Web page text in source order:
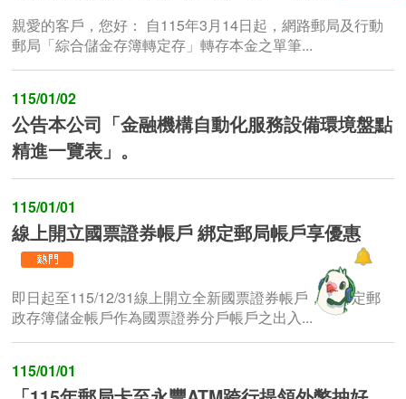
親愛的客戶，您好： 自115年3月14日起，網路郵局及行動
郵局「綜合儲金存簿轉定存」轉存本金之單筆...
115/01/02
公告本公司「金融機構自動化服務設備環境盤點
精進一覽表」。
115/01/01
線上開立國票證券帳戶 綁定郵局帳戶享優惠
即日起至115/12/31線上開立全新國票證券帳戶，並綁定郵
政存簿儲金帳戶作為國票證券分戶帳戶之出入...
115/01/01